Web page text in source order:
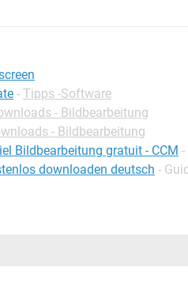
- Tipps -Software
- Bildbearbeitung
- Bildbearbeitung
Bildbearbeitung gratuit - CCM -
downloaden deutsch -